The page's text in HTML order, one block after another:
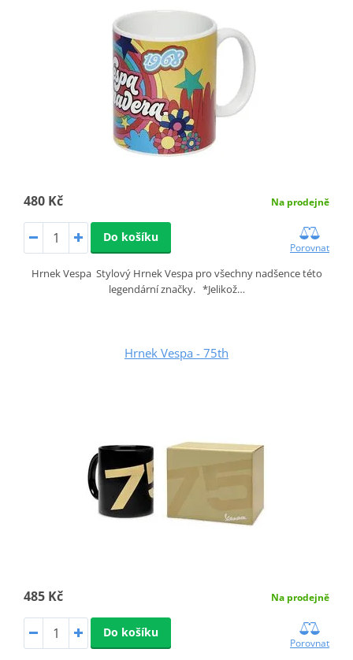
480 Kč Na prodejně
Do košíku
Porovnat
Hrnek Vespa Stylový Hrnek Vespa pro všechny nadšence této
legendární značky. *Jelikož…
Hrnek Vespa - 75th
485 Kč Na prodejně
Do košíku
Porovnat